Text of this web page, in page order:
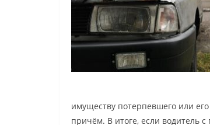
имуществу потерпевшего или
причём. В итоге, если водитель